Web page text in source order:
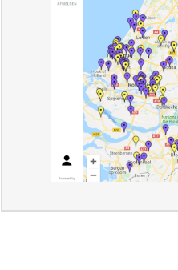
Spamcontrole*
Ik ben geen robot